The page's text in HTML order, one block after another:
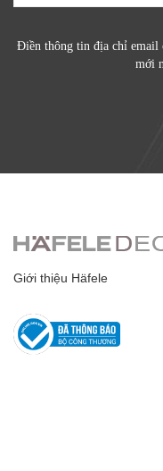
Điền thông tin địa chỉ email
mới
Giới thiệu Häfele